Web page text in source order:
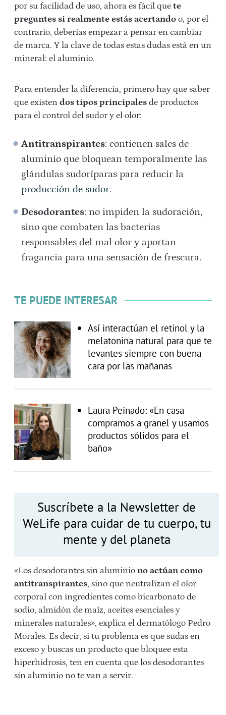
por su facilidad de uso, ahora es fácil que te
preguntes si realmente estás acertando o, por el
contrario, deberías empezar a pensar en cambiar
de marca. Y la clave de todas estas dudas está en un
mineral: el aluminio.
Para entender la diferencia, primero hay que saber
que existen dos tipos principales de productos
para el control del sudor y el olor:
Antitranspirantes: contienen sales de
aluminio que bloquean temporalmente las
glándulas sudoríparas para reducir la
producción de sudor.
Desodorantes: no impiden la sudoración,
sino que combaten las bacterias
responsables del mal olor y aportan
fragancia para una sensación de frescura.
TE PUEDE INTERESAR
Así interactúan el retinol y la
melatonina natural para que te
levantes siempre con buena
cara por las mañanas
Laura Peinado: «En casa
compramos a granel y usamos
productos sólidos para el
baño»
Suscríbete a la Newsletter de
WeLife para cuidar de tu cuerpo, tu
mente y del planeta
«Los desodorantes sin aluminio no actúan como
antitranspirantes, sino que neutralizan el olor
corporal con ingredientes como bicarbonato de
sodio, almidón de maíz, aceites esenciales y
minerales naturales», explica el dermatólogo Pedro
Morales. Es decir, si tu problema es que sudas en
exceso y buscas un producto que bloquee esta
hiperhidrosis, ten en cuenta que los desodorantes
sin aluminio no te van a servir.